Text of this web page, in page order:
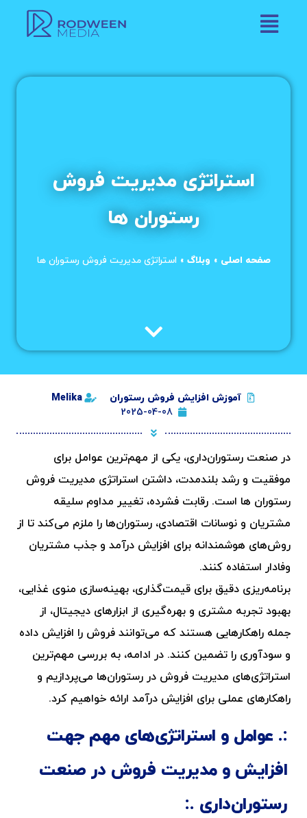
استراتژی مدیریت فروش
رستوران ها
صفحه اصلی » وبلاگ » استراتژی مدیریت فروش رستوران ها
آموزش افزایش فروش رستوران
Melika
2025-04-08
در صنعت رستوران‌داری، یکی از مهم‌ترین عوامل برای
موفقیت و رشد بلندمدت، داشتن استراتژی مدیریت فروش
رستوران ها است. رقابت فشرده، تغییر مداوم سلیقه
مشتریان و نوسانات اقتصادی، رستوران‌ها را ملزم می‌کند تا از
روش‌های هوشمندانه برای افزایش درآمد و جذب مشتریان
وفادار استفاده کنند.
برنامه‌ریزی دقیق برای قیمت‌گذاری، بهینه‌سازی منوی غذایی،
بهبود تجربه مشتری و بهره‌گیری از ابزارهای دیجیتال، از
جمله راهکارهایی هستند که می‌توانند فروش را افزایش داده
و سودآوری را تضمین کنند. در ادامه، به بررسی مهم‌ترین
استراتژی‌های مدیریت فروش در رستوران‌ها می‌پردازیم و
راهکارهای عملی برای افزایش درآمد ارائه خواهیم کرد.
عوامل و استراتژی‌های مهم جهت
افزایش و مدیریت فروش در صنعت
رستوران‌داری